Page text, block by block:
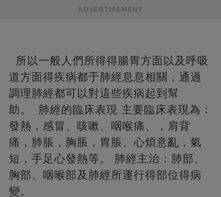
ADVERTISEMENT
所以一般人們所得得腸胃方面以及呼吸
道方面得疾病都于肺經息息相關，通過
調理肺經都可以對這些疾病起到幫
助。 肺經的臨床表現 主要臨床表現為：
發熱，感冒、咳嗽、咽喉痛、，肩背
痛，肺脹，胸脹，胃脹、心煩意亂，氣
短，手足心發熱等。 肺經主治：肺部、
胸部、咽喉部及肺經所運行得部位得病
變。